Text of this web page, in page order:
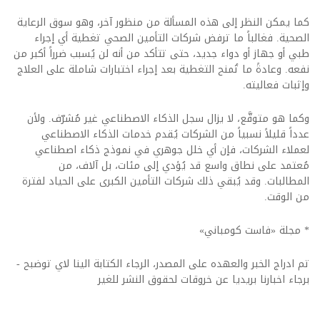
كما يمكن النظر إلى هذه المسألة من منظور آخر، وهو سوق الرعاية
الصحية. فغالباً ما ترفض شركات التأمين الصحي تغطية أي إجراء
طبي أو جهاز أو دواء جديد، حتى تتأكد من أنه لن يُسبب ضرراً أكبر من
نفعه. وعادةً ما تُمنح التغطية بعد إجراء اختبارات شاملة على العلاج
وإثبات فعاليته.
وكما هو متوقَّع، لا يزال سجل الذكاء الاصطناعي غير مُشرّف. ولأن
عدداً قليلاً نسبياً من الشركات يُقدم خدمات الذكاء الاصطناعي
لعملاء الشركات، فإن أي خلل جوهري في نموذج ذكاء اصطناعي
مُعتمد على نطاق واسع قد يُؤدي إلى مئات، بل آلاف، من
المطالبات. وقد يُبقي ذلك شركات التأمين الكبرى على الحياد لفترة
من الوقت.
* مجلة «فاست كومباني»
تم ادراج الخبر والعهده على المصدر، الرجاء الكتابة الينا لاي توضبح -
برجاء اخبارنا بريديا عن خروقات لحقوق النشر للغير